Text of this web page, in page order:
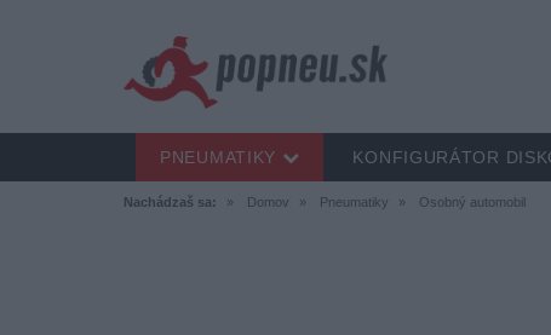
Nachádzaš sa: Domov Pneumatiky Osobný automobil
PNEUMATIKY KONFIGURÁTOR